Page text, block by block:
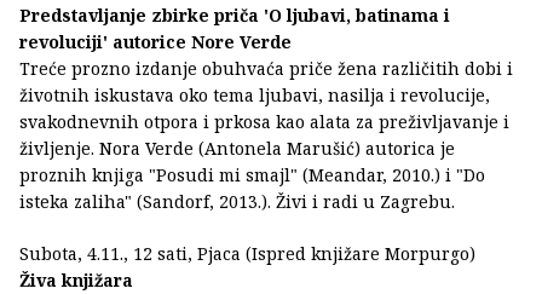
Predstavljanje zbirke priča 'O ljubavi, batinama i
revoluciji' autorice Nore Verde
Treće prozno izdanje obuhvaća priče žena različitih dobi i
životnih iskustava oko tema ljubavi, nasilja i revolucije,
svakodnevnih otpora i prkosa kao alata za preživljavanje i
življenje. Nora Verde (Antonela Marušić) autorica je
proznih knjiga "Posudi mi smajl" (Meandar, 2010.) i "Do
isteka zaliha" (Sandorf, 2013.). Živi i radi u Zagrebu.
Subota, 4.11., 12 sati, Pjaca (Ispred knjižare Morpurgo)
Živa knjižara